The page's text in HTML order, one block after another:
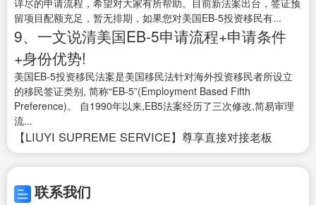
详尽的申请流程，希望对大家有所帮助。目前新法案出台，签证预
留项目配额充足，暂无排期，如果您对美国EB-5投资移民有...
9、一文说清美国EB-5申请流程+申请条件
+身份优势!
美国EB-5投资移民法案是美国移民法针对海外投资移民者所设立
的移民签证类别, 简称“EB-5”(Employment Based Fifth
Preference)。 自1990年以来,EB5法案经历了三次修改,简易审理
流...
【LIUYI SUPREME SERVICE】尊享直接对接老板
联系我们